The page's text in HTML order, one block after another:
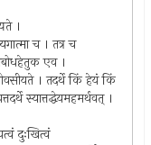
।
च । तत्र च
एव ।
। तदर्थे किं हेयं किं
स्यात्तद्धेयमहमर्थवत् ।
दुःखित्वं